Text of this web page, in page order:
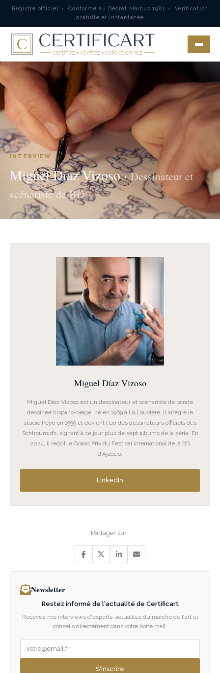
Registre officiel • Conforme au Décret Marcus 1981 • Vérification
gratuite et instantanée
INTERVIEW
Miguel Díaz Vizoso ·Dessinateur et
scénariste de BD
Miguel Díaz Vizoso
Miguel Díaz Vizoso est un dessinateur et scénariste de bande
dessinée hispano-belge, né en 1969 à La Louvière. Il intègre le
studio Peyo en 1999 et devient l'un des dessinateurs officiels des
Schtroumpfs, signant à ce jour plus de sept albums de la série. En
2024, il reçoit le Grand Prix du Festival international de la BD
d'Ajaccio.
LinkedIn
Partager sur :
Newsletter
Restez informé de l'actualité de Certificart
Recevez nos interviews d'experts, actualités du marché de l'art et
conseils directement dans votre boîte mail.
S'inscrire